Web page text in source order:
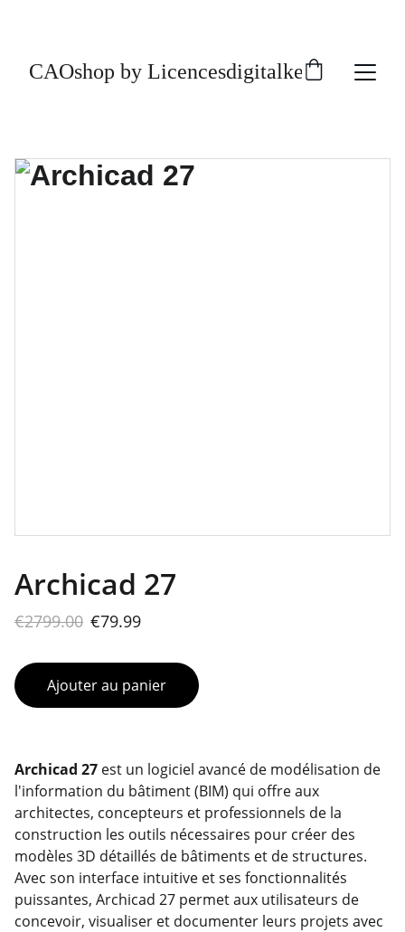
CAOshop by Licencesdigitalkey
Archicad 27
€2799.00 €79.99
Ajouter au panier
Archicad 27 est un logiciel avancé de modélisation de
l'information du bâtiment (BIM) qui offre aux
architectes, concepteurs et professionnels de la
construction les outils nécessaires pour créer des
modèles 3D détaillés de bâtiments et de structures.
Avec son interface intuitive et ses fonctionnalités
puissantes, Archicad 27 permet aux utilisateurs de
concevoir, visualiser et documenter leurs projets avec